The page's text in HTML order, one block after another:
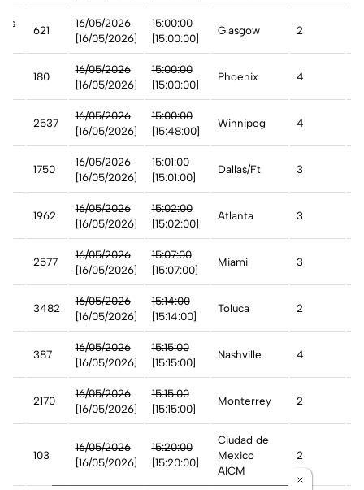
621
16/05/2026
[16/05/2026]
15:00:00
[15:00:00]
Glasgow 2
180
16/05/2026
[16/05/2026]
15:00:00
[15:00:00]
Phoenix 4
2537
16/05/2026
[16/05/2026]
15:00:00
[15:48:00]
Winnipeg 4
1750
16/05/2026
[16/05/2026]
15:01:00
[15:01:00]
Dallas/Ft 3
1962
16/05/2026
[16/05/2026]
15:02:00
[15:02:00]
Atlanta 3
2577
16/05/2026
[16/05/2026]
15:07:00
[15:07:00]
Miami 3
3482
16/05/2026
[16/05/2026]
15:14:00
[15:14:00]
Toluca 2
387
16/05/2026
[16/05/2026]
15:15:00
[15:15:00]
Nashville 4
2170
16/05/2026
[16/05/2026]
15:15:00
[15:15:00]
Monterrey 2
103
16/05/2026
[16/05/2026]
15:20:00
[15:20:00]
Ciudad de
Mexico
AICM
2